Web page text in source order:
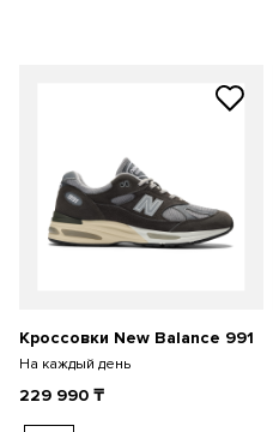
Кроссовки New Balance 991
На каждый день
229 990 ₸